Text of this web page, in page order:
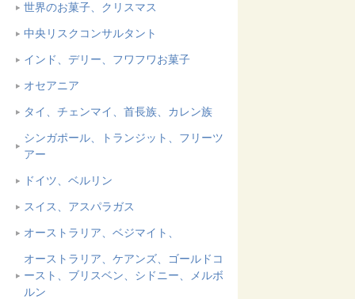
世界のお菓子、クリスマス
中央リスクコンサルタント
インド、デリー、フワフワお菓子
オセアニア
タイ、チェンマイ、首長族、カレン族
シンガポール、トランジット、フリーツ
アー
ドイツ、ベルリン
スイス、アスパラガス
オーストラリア、ベジマイト、
オーストラリア、ケアンズ、ゴールドコ
ースト、ブリスベン、シドニー、メルボ
ルン